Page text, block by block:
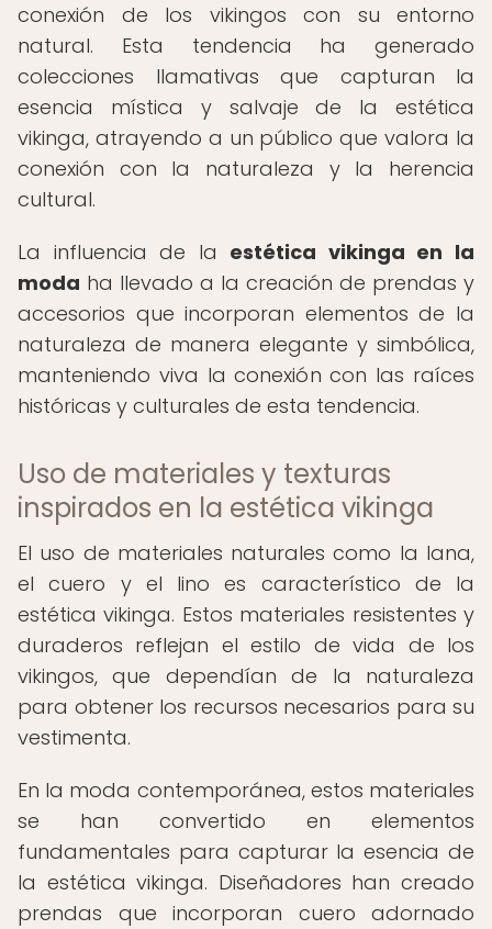
conexión de los vikingos con su entorno
natural. Esta tendencia ha generado
colecciones llamativas que capturan la
esencia mística y salvaje de la estética
vikinga, atrayendo a un público que valora la
conexión con la naturaleza y la herencia
cultural.
La influencia de la estética vikinga en la
moda ha llevado a la creación de prendas y
accesorios que incorporan elementos de la
naturaleza de manera elegante y simbólica,
manteniendo viva la conexión con las raíces
históricas y culturales de esta tendencia.
Uso de materiales y texturas
inspirados en la estética vikinga
El uso de materiales naturales como la lana,
el cuero y el lino es característico de la
estética vikinga. Estos materiales resistentes y
duraderos reflejan el estilo de vida de los
vikingos, que dependían de la naturaleza
para obtener los recursos necesarios para su
vestimenta.
En la moda contemporánea, estos materiales
se han convertido en elementos
fundamentales para capturar la esencia de
la estética vikinga. Diseñadores han creado
prendas que incorporan cuero adornado